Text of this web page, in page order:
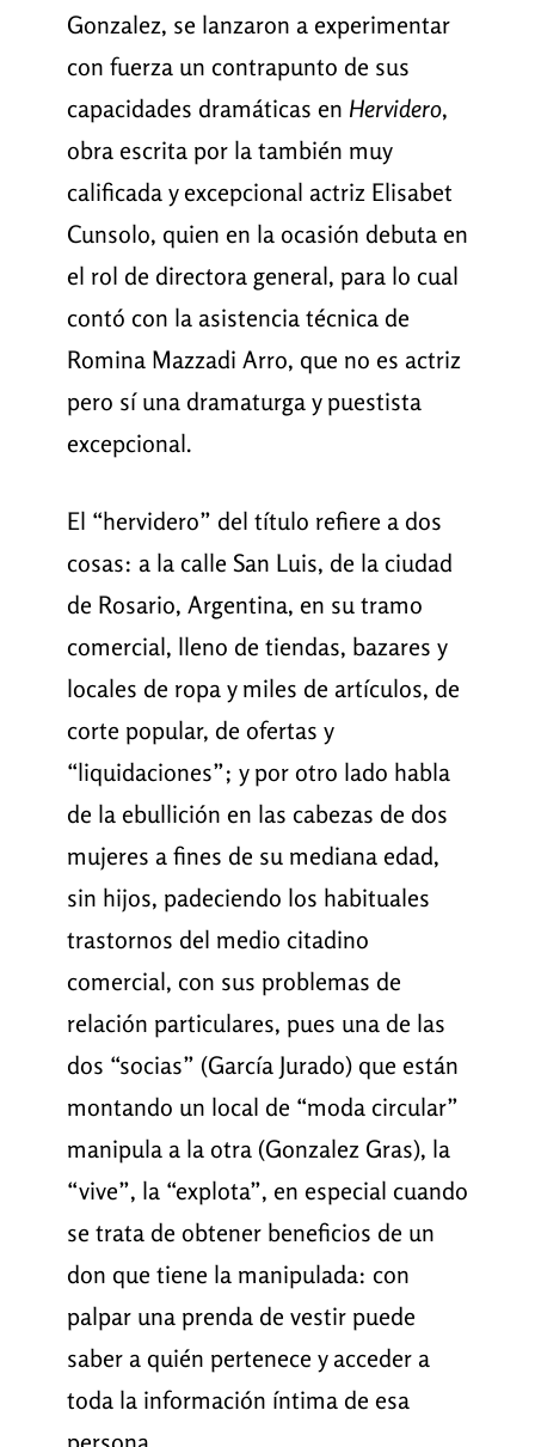
Gonzalez, se lanzaron a experimentar
con fuerza un contrapunto de sus
capacidades dramáticas en Hervidero,
obra escrita por la también muy
calificada y excepcional actriz Elisabet
Cunsolo, quien en la ocasión debuta en
el rol de directora general, para lo cual
contó con la asistencia técnica de
Romina Mazzadi Arro, que no es actriz
pero sí una dramaturga y puestista
excepcional.
El “hervidero” del título refiere a dos
cosas: a la calle San Luis, de la ciudad
de Rosario, Argentina, en su tramo
comercial, lleno de tiendas, bazares y
locales de ropa y miles de artículos, de
corte popular, de ofertas y
“liquidaciones”; y por otro lado habla
de la ebullición en las cabezas de dos
mujeres a fines de su mediana edad,
sin hijos, padeciendo los habituales
trastornos del medio citadino
comercial, con sus problemas de
relación particulares, pues una de las
dos “socias” (García Jurado) que están
montando un local de “moda circular”
manipula a la otra (Gonzalez Gras), la
“vive”, la “explota”, en especial cuando
se trata de obtener beneficios de un
don que tiene la manipulada: con
palpar una prenda de vestir puede
saber a quién pertenece y acceder a
toda la información íntima de esa